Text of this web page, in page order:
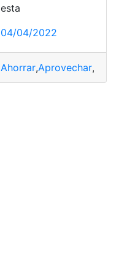
esta
04/04/2022
Ahorrar,Aprovechar,